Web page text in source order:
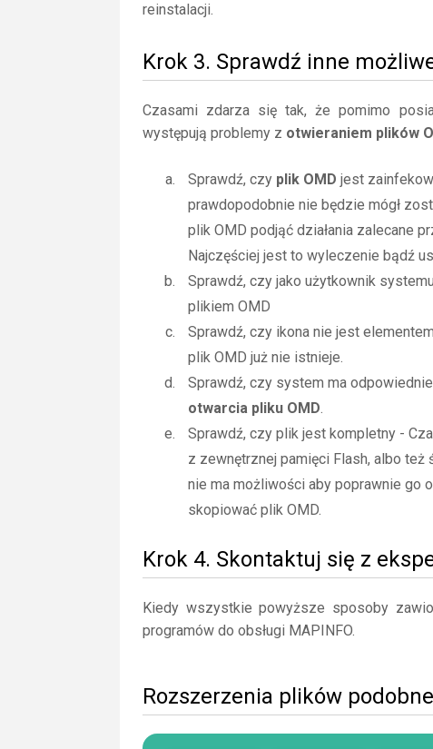
reinstalacji.
Krok 3. Sprawdź inne
Czasami zdarza się tak, że pomimo
występują problemy z otwieraniem plików
Sprawdź, czy plik OMD jest
prawdopodobnie nie będzie mógł
plik OMD podjąć działania zalecane
Najczęściej jest to wyleczenie bądź
Sprawdź, czy jako użytkownik
plikiem OMD
Sprawdź, czy ikona nie jest
plik OMD już nie istnieje.
Sprawdź, czy system ma
otwarcia pliku OMD.
Sprawdź, czy plik jest kompletny -
z zewnętrznej pamięci Flash, albo
nie ma możliwości aby poprawnie go
skopiować plik OMD.
Krok 4. Skontaktuj się z
Kiedy wszystkie powyższe sposoby
programów do obsługi MAPINFO.
Rozszerzenia plików